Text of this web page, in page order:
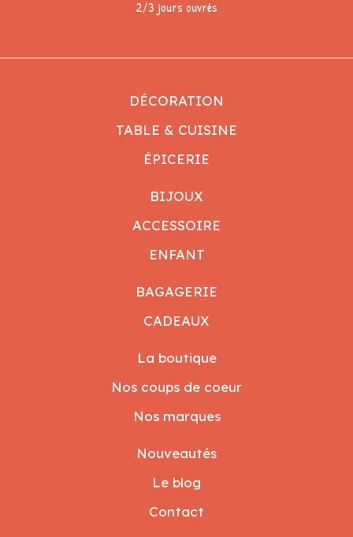
2/3 jours ouvrés
DÉCORATION
TABLE & CUISINE
ÉPICERIE
BIJOUX
ACCESSOIRE
ENFANT
BAGAGERIE
CADEAUX
La boutique
Nos coups de coeur
Nos marques
Nouveautés
Le blog
Contact